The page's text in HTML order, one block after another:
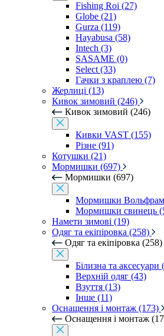
Fishing Roi (27)
Globe (21)
Gurza (119)
Hayabusa (58)
Intech (3)
SASAME (0)
Select (33)
Гачки з краплею (7)
Жерлиці (13)
Кивок зимовий (246)
Кивок зимовий (246)
Кивки VAST (155)
Різне (91)
Котушки (21)
Мормишки (697)
Мормишки (697)
Мормишки
Мормишки свинець
Намети зимові (19)
Одяг та екіпіровка (258)
Одяг та екіпіровка (258)
Білизна та аксесуари
Верхній одяг (43)
Взуття (13)
Інше (11)
Оснащення і монтаж (173)
Оснащення і монтаж